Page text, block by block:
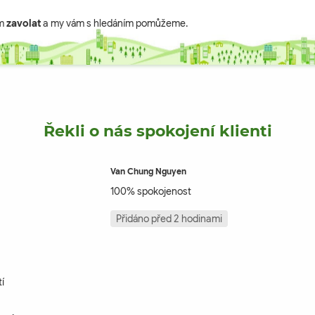
zavolata my vám s hledáním pomůžeme.
Řekli o nás spokojení klienti
Van Chung Nguyen
100% spokojenost
Přidáno před 2 hodinami